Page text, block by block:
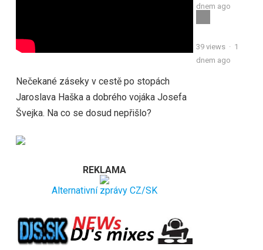
Nečekané záseky v cestě po stopách
Jaroslava Haška a dobrého vojáka Josefa
Švejka. Na co se dosud nepřišlo?
REKLAMA
Alternativní zprávy CZ/SK
dnem ago
39 views · 1
dnem ago